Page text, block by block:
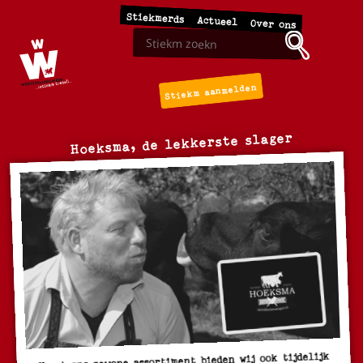
Stiekmerds Actueel Over ons
Stiekm aanmelden
Hoeksma, de lekkerste slager